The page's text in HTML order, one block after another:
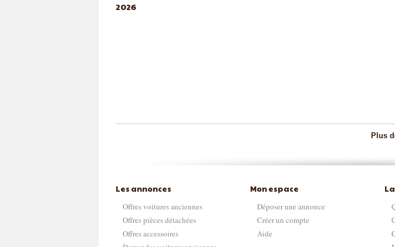
2026
Plus
Les annonces
Offres voitures anciennes
Offres pièces détachées
Offres accessoires
Mon espace
Déposer une annonce
Créer un compte
Aide